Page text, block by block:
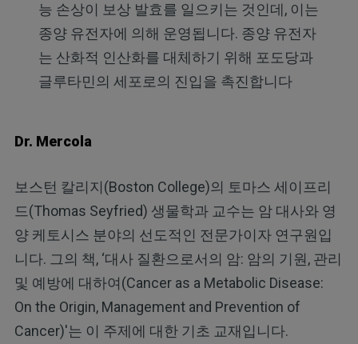
능 손상이 보상 발효를 일으키는 것인데, 이는
종양 유전자에 의해 운영됩니다. 종양 유전자
는 산화적 인산화를 대체하기 위해 포도당과
글루타민의 세포로의 진입을 촉진합니다
Dr. Mercola
보스턴 칼리지(Boston College)의 토마스 세이프리
드(Thomas Seyfried) 생물학과 교수는 암 대사와 영
양 케토시스 분야의 선도적인 전문가이자 연구원입
니다. 그의 책, ‘대사 질환으로서의 암: 암의 기원, 관리
및 예방에 대하여(Cancer as a Metabolic Disease:
On the Origin, Management and Prevention of
Cancer)'는 이 주제에 대한 기초 교재입니다.